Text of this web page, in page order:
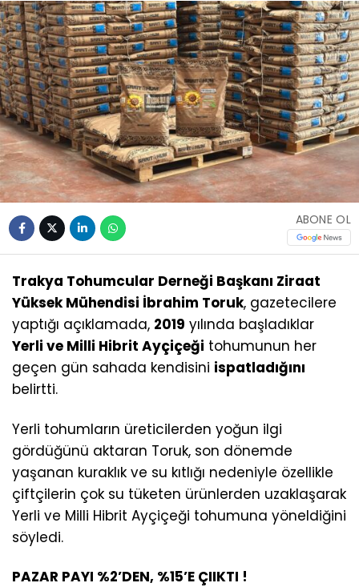
ABONE OL
Trakya Tohumcular Derneği Başkanı Ziraat
Yüksek Mühendisi İbrahim Toruk, gazetecilere
yaptığı açıklamada, 2019 yılında başladıklar
Yerli ve Milli Hibrit Ayçiçeği tohumunun her
geçen gün sahada kendisini ispatladığını
belirtti.
Yerli tohumların üreticilerden yoğun ilgi
gördüğünü aktaran Toruk, son dönemde
yaşanan kuraklık ve su kıtlığı nedeniyle özellikle
çiftçilerin çok su tüketen ürünlerden uzaklaşarak
Yerli ve Milli Hibrit Ayçiçeği tohumuna yöneldiğini
söyledi.
PAZAR PAYI %2’DEN, %15’E ÇIIKTI !